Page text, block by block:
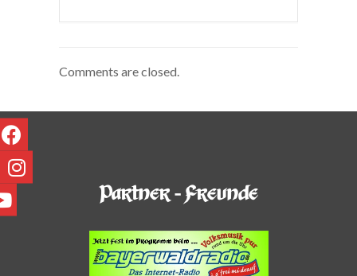
Comments are closed.
Partner - Freunde